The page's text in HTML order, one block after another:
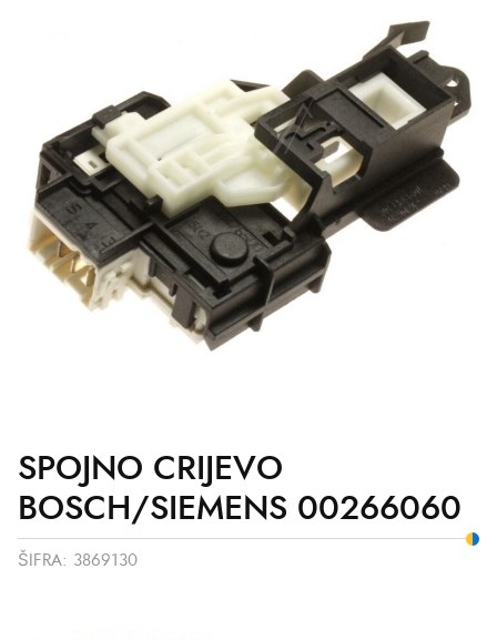
SPOJNO CRIJEVO
BOSCH/SIEMENS 00266060
ŠIFRA: 3869130